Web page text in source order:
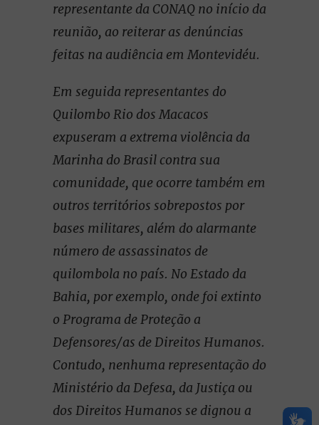
representante da CONAQ no início da
reunião, ao reiterar as denúncias
feitas na audiência em Montevidéu.
Em seguida representantes do
Quilombo Rio dos Macacos
expuseram a extrema violência da
Marinha do Brasil contra sua
comunidade, que ocorre também em
outros territórios sobrepostos por
bases militares, além do alarmante
número de assassinatos de
quilombola no país. No Estado da
Bahia, por exemplo, onde foi extinto
o Programa de Proteção a
Defensores/as de Direitos Humanos.
Contudo, nenhuma representação do
Ministério da Defesa, da Justiça ou
dos Direitos Humanos se dignou a